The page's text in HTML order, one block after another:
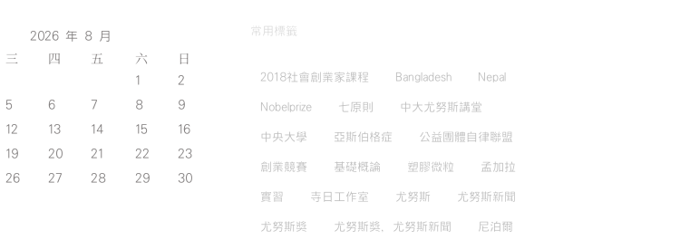
2026 年 8 月
三 四 五 六 日
1
2
5 6 7 8
9
12 13 14 15
16
19 20 21 22
23
26 27 28 29
30
常用標籤
2018社會創業家課程 Bangladesh Nepal
Nobelprize 七原則 中大尤努斯講堂
中央大學 亞斯伯格症 公益團體自律聯盟
創業競賽 基礎概論 塑膠微粒 孟加拉
實習 寺日工作室 尤努斯 尤努斯新聞
尤努斯獎 尤努斯獎，尤努斯新聞 尼泊爾